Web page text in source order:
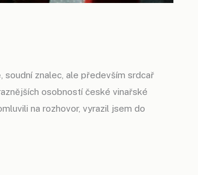
soudní znalec, ale především srdcař
osobností české vinařské
na rozhovor, vyrazil jsem do